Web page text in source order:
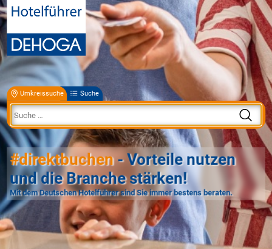
Umkreissuche Suche
#direktbuchen- Vorteile nutzen
und die Branche stärken!
Mit dem Deutschen Hotelführer sind Sie immer bestens beraten.